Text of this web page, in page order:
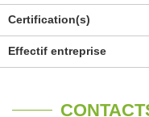
Certification(s)
Effectif entreprise